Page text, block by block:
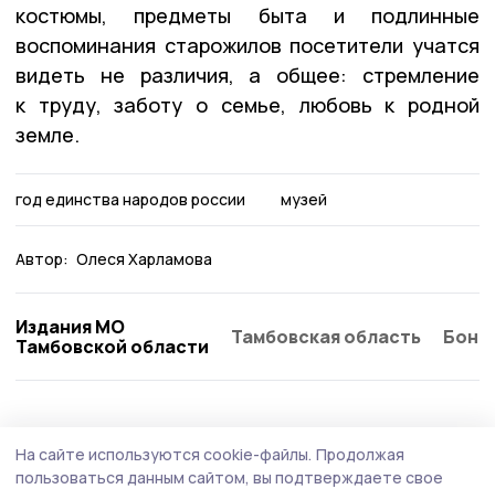
костюмы, предметы быта и подлинные
воспоминания старожилов посетители учатся
видеть не различия, а общее: стремление
к труду, заботу о семье, любовь к родной
земле.
год единства народов россии музей
Автор: Олеся Харламова
Издания МО
Тамбовской области
Тамбовская область
На сайте используются cookie-файлы. Продолжая
пользоваться данным сайтом, вы подтверждаете свое